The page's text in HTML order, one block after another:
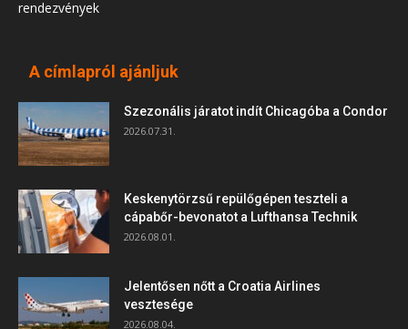
rendezvények
A címlapról ajánljuk
Szezonális járatot indít Chicagóba a Condor
2026.07.31.
Keskenytörzsű repülőgépen teszteli a
cápabőr-bevonatot a Lufthansa Technik
2026.08.01.
Jelentősen nőtt a Croatia Airlines
vesztesége
2026.08.04.